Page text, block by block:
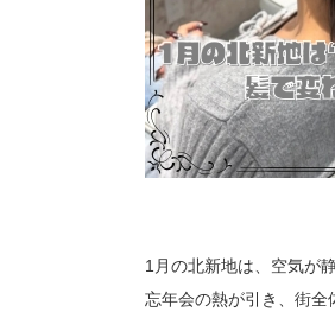
1月の北新地は、空気が
忘年会の熱が引き、街